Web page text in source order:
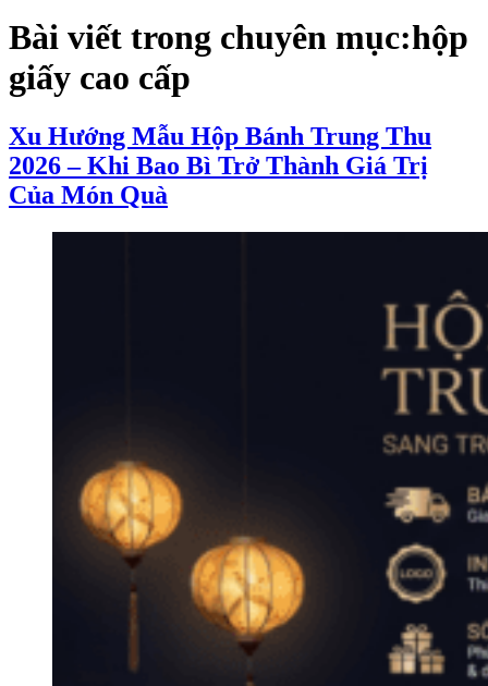
Bài viết trong chuyên mục:hộp
giấy cao cấp
Xu Hướng Mẫu Hộp Bánh Trung Thu
2026 – Khi Bao Bì Trở Thành Giá Trị
Của Món Quà